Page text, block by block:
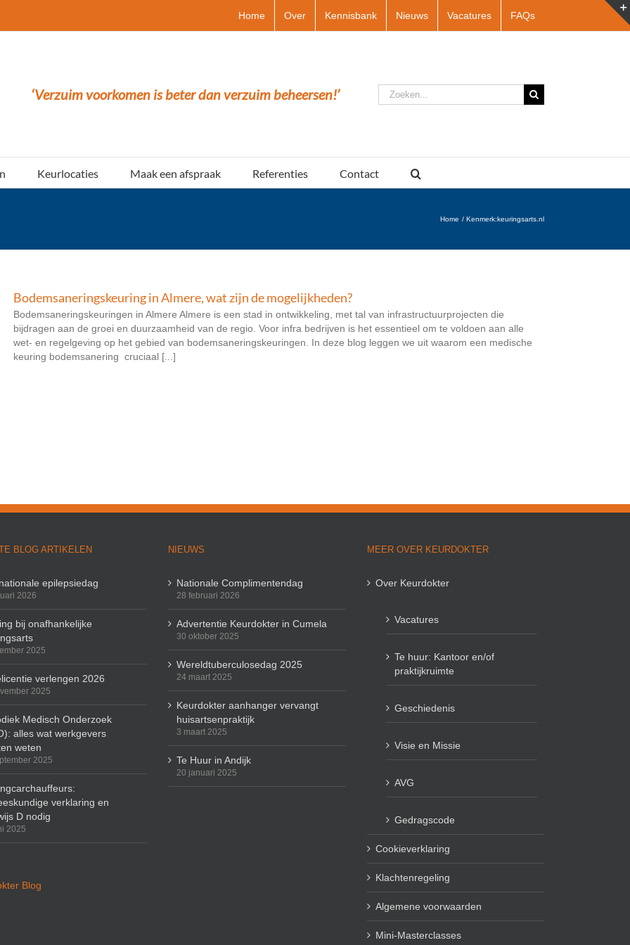
Home Over Kennisbank Nieuws Vacatures FAQs
‘Verzuim voorkomen is beter dan verzuim beheersen!’
Zoeken
naar:
Keurlocaties Maak een afspraak Referenties Contact
Home Kenmerk:keuringsarts.nl
Bodemsaneringskeuring in Almere, wat zijn de mogelijkheden?
Bodemsaneringskeuringen in Almere Almere is een stad in ontwikkeling, met tal van infrastructuurprojecten die
bijdragen aan de groei en duurzaamheid van de regio. Voor infra bedrijven is het essentieel om te voldoen aan alle
wet- en regelgeving op het gebied van bodemsaneringskeuringen. In deze blog leggen we uit waarom een medische
keuring bodemsanering cruciaal [...]
BLOG ARTIKELEN
epilepsiedag
2026
bij onafhankelijke
2025
verlengen 2026
2025
Medisch Onderzoek
alles wat werkgevers
weten
2025
verklaring en
D nodig
2025
Blog
NIEUWS
Nationale Complimentendag
28 februari 2026
Advertentie Keurdokter in Cumela
30 oktober 2025
Wereldtuberculosedag 2025
24 maart 2025
Keurdokter aanhanger vervangt
huisartsenpraktijk
3 maart 2025
Te Huur in Andijk
20 januari 2025
MEER OVER KEURDOKTER
Over Keurdokter
Vacatures
Te huur: Kantoor en/of
praktijkruimte
Geschiedenis
Visie en Missie
AVG
Gedragscode
Cookieverklaring
Klachtenregeling
Algemene voorwaarden
Mini-Masterclasses